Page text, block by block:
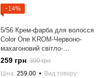
−14%
5/56 Крем-фарба для волосся
Color One KROM-Червоно-
махагоновий світло-
каштановий, 100 мл
259 грн 300 грн
Ціна 259.00
Вид товару